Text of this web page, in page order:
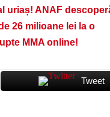
uriaș! ANAF
26 milioane lei la o
MMA online!
Tweet